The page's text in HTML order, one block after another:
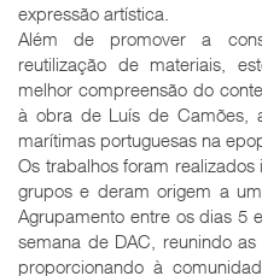
expressão artística.
Além de promover a
reutilização de materiais,
melhor compreensão do
à obra de Luís de Camões,
marítimas portuguesas na
Os trabalhos foram
grupos e deram origem a
Agrupamento entre os dias 5
semana de DAC, reunindo as
proporcionando à